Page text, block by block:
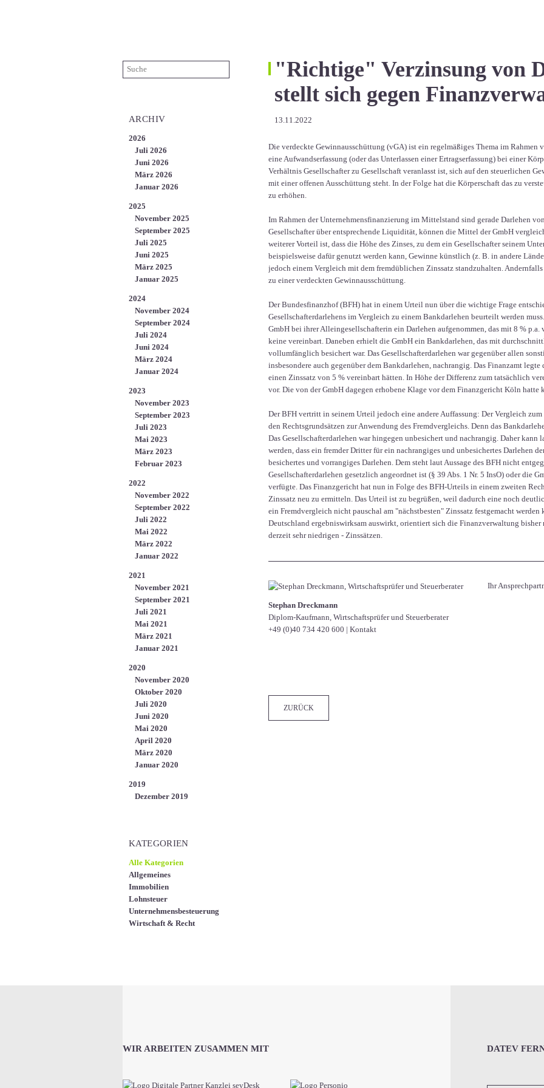
ARCHIV
2026
Juli 2026
Juni 2026
März 2026
Januar 2026
2025
November 2025
September 2025
Juli 2025
Juni 2025
März 2025
Januar 2025
2024
November 2024
September 2024
Juli 2024
Juni 2024
März 2024
Januar 2024
2023
November 2023
September 2023
Juli 2023
Mai 2023
März 2023
Februar 2023
2022
November 2022
September 2022
Juli 2022
Mai 2022
März 2022
Januar 2022
2021
November 2021
September 2021
Juli 2021
Mai 2021
März 2021
Januar 2021
2020
November 2020
Oktober 2020
Juli 2020
Juni 2020
Mai 2020
April 2020
März 2020
Januar 2020
2019
Dezember 2019
KATEGORIEN
Alle Kategorien
Allgemeines
Immobilien
Lohnsteuer
Unternehmensbesteuerung
Wirtschaft & Recht
"Richtige" Verzinsung von
stellt sich gegen
13.11.2022
Die verdeckte Gewinnausschüttung (vGA) ist ein regelmäßiges Thema im Rahmen
eine Aufwandserfassung (oder das Unterlassen einer Ertragserfassung) bei einer
Verhältnis Gesellschafter zu Gesellschaft veranlasst ist, sich auf den steuerlichen
mit einer offenen Ausschüttung steht. In der Folge hat die Körperschaft das zu
zu erhöhen.
Im Rahmen der Unternehmensfinanzierung im Mittelstand sind gerade Darlehen
Gesellschafter über entsprechende Liquidität, können die Mittel der GmbH
weiterer Vorteil ist, dass die Höhe des Zinses, zu dem ein Gesellschafter seinem
beispielsweise dafür genutzt werden kann, Gewinne künstlich (z. B. in andere
jedoch einem Vergleich mit dem fremdüblichen Zinssatz standzuhalten.
zu einer verdeckten Gewinnausschüttung.
Der Bundesfinanzhof (BFH) hat in einem Urteil nun über die wichtige Frage
Gesellschafterdarlehens im Vergleich zu einem Bankdarlehen beurteilt werden
GmbH bei ihrer Alleingesellschafterin ein Darlehen aufgenommen, das mit 8 %
keine vereinbart. Daneben erhielt die GmbH ein Bankdarlehen, das mit
vollumfänglich besichert war. Das Gesellschafterdarlehen war gegenüber allen
insbesondere auch gegenüber dem Bankdarlehen, nachrangig. Das Finanzamt
einen Zinssatz von 5 % vereinbart hätten. In Höhe der Differenz zum tatsächlich
vor. Die von der GmbH dagegen erhobene Klage vor dem Finanzgericht Köln hatte
Der BFH vertritt in seinem Urteil jedoch eine andere Auffassung: Der Vergleich
den Rechtsgrundsätzen zur Anwendung des Fremdvergleichs. Denn das
Das Gesellschafterdarlehen war hingegen unbesichert und nachrangig. Daher
werden, dass ein fremder Dritter für ein nachrangiges und unbesichertes Darlehen
besichertes und vorrangiges Darlehen. Dem steht laut Aussage des BFH nicht
Gesellschafterdarlehen gesetzlich angeordnet ist (§ 39 Abs. 1 Nr. 5 InsO) oder die
verfügte. Das Finanzgericht hat nun in Folge des BFH-Urteils in einem zweiten
Zinssatz neu zu ermitteln. Das Urteil ist zu begrüßen, weil dadurch eine noch
ein Fremdvergleich nicht pauschal am "nächstbesten" Zinssatz festgemacht
Deutschland ergebniswirksam auswirkt, orientiert sich die Finanzverwaltung
derzeit sehr niedrigen - Zinssätzen.
Ihr
Stephan Dreckmann
Diplom-Kaufmann, Wirtschaftsprüfer und Steuerberater
+49 (0)40 734 420 600 | Kontakt
ZURÜCK
WIR ARBEITEN ZUSAMMEN MIT DATEV